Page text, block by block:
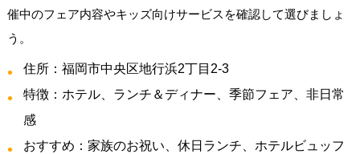
催中のフェア内容やキッズ向けサービスを確認して選びましょ
う。
住所：福岡市中央区地行浜2丁目2-3
特徴：ホテル、ランチ＆ディナー、季節フェア、非日常
感
おすすめ：家族のお祝い、休日ランチ、ホテルビュッフ